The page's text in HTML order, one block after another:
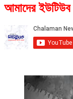
আমাদের ইউটিউব